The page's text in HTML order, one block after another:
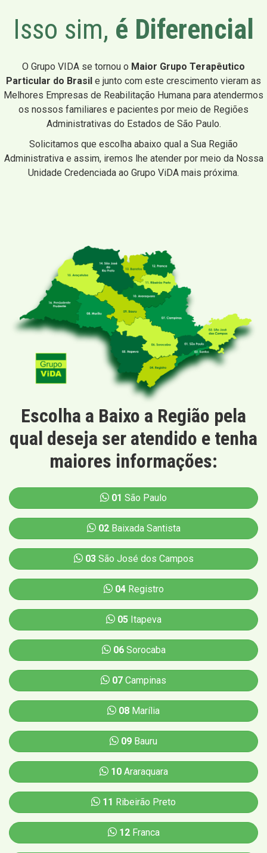
Isso sim, é Diferencial
O Grupo VIDA se tornou o Maior Grupo Terapêutico
Particular do Brasil e junto com este crescimento vieram as
Melhores Empresas de Reabilitação Humana para atendermos
os nossos familiares e pacientes por meio de Regiões
Administrativas do Estados de São Paulo.
Solicitamos que escolha abaixo qual a Sua Região
Administrativa e assim, iremos lhe atender por meio da Nossa
Unidade Credenciada ao Grupo ViDA mais próxima.
Escolha a Baixo a Região pela
qual deseja ser atendido e tenha
maiores informações:
01 São Paulo
02Baixada Santista
03São José dos Campos
04Registro
05Itapeva
06Sorocaba
07 Campinas
08 Marília
09 Bauru
10Araraquara
11 Ribeirão Preto
12Franca